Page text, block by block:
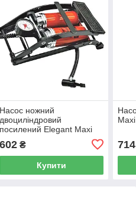
Насос ножний
двоциліндровий
посилений Elegant Maxi
602₴
Купити
714